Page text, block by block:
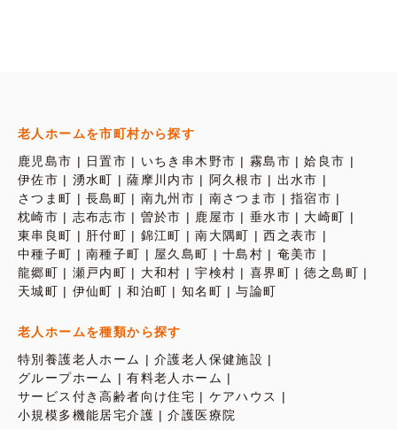
老人ホームを市町村から探す
鹿児島市
日置市 いちき串木野市 霧島市
姶良市
伊佐市
湧水町 薩摩川内市 阿久根市
出水市
さつま町
長島町 南九州市 南さつま市
指宿市
枕崎市
志布志市 曽於市 鹿屋市 垂水市
大崎町
東串良町
肝付町 錦江町 南大隅町
西之表市
中種子町
南種子町 屋久島町 十島村
奄美市
龍郷町
瀬戸内町 大和村 宇検村 喜界町
徳之島町
天城町
伊仙町 和泊町 知名町 与論町
老人ホームを種類から探す
特別養護老人ホーム
介護老人保健施設
グループホーム
有料老人ホーム
サービス付き高齢者向け住宅
ケアハウス
小規模多機能居宅介護
介護医療院